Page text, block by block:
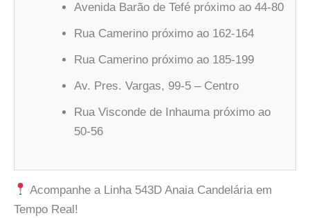
Avenida Barão de Tefé próximo ao 44-80
Rua Camerino próximo ao 162-164
Rua Camerino próximo ao 185-199
Av. Pres. Vargas, 99-5 – Centro
Rua Visconde de Inhauma próximo ao
50-56
Acompanhe a Linha 543D Anaia Candelária em
Tempo Real!